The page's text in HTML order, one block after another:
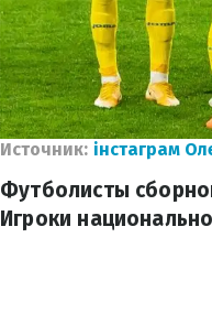
Источник: інстаграм
Футболисты
Игроки